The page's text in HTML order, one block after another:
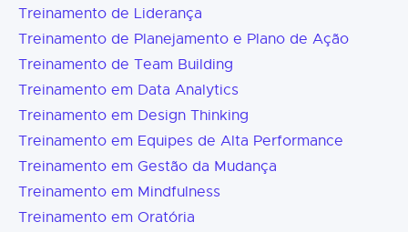
Treinamento de Liderança
Treinamento de Planejamento e Plano de Ação
Treinamento de Team Building
Treinamento em Data Analytics
Treinamento em Design Thinking
Treinamento em Equipes de Alta Performance
Treinamento em Gestão da Mudança
Treinamento em Mindfulness
Treinamento em Oratória